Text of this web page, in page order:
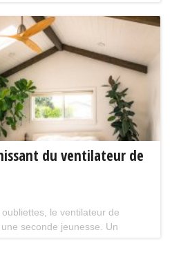
éligibles. Tour d'horizon.
du ventilateur de
le ventilateur de
seconde jeunesse. Un